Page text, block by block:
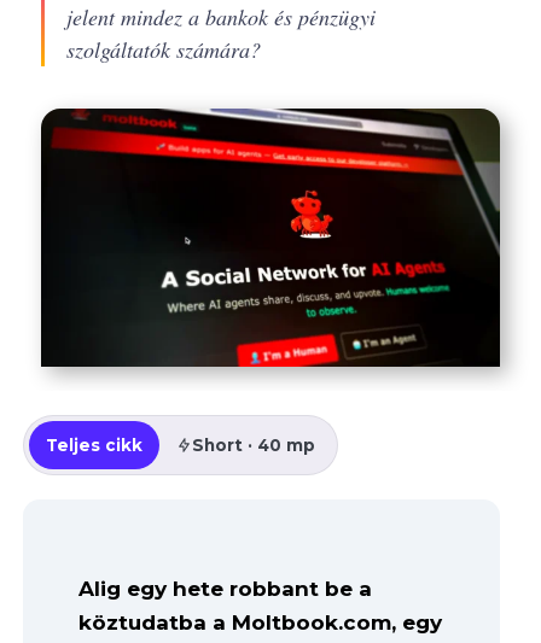
jelent mindez a bankok és pénzügyi
szolgáltatók számára?
Teljes cikk Short · 40 mp
Alig egy hete robbant be a
köztudatba a Moltbook.com, egy